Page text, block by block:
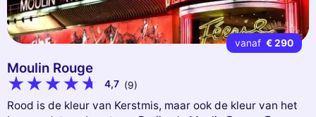
vanaf € 290
Moulin Rouge
4,7 (9)
Rood is de kleur van Kerstmis, maar ook de kleur van het